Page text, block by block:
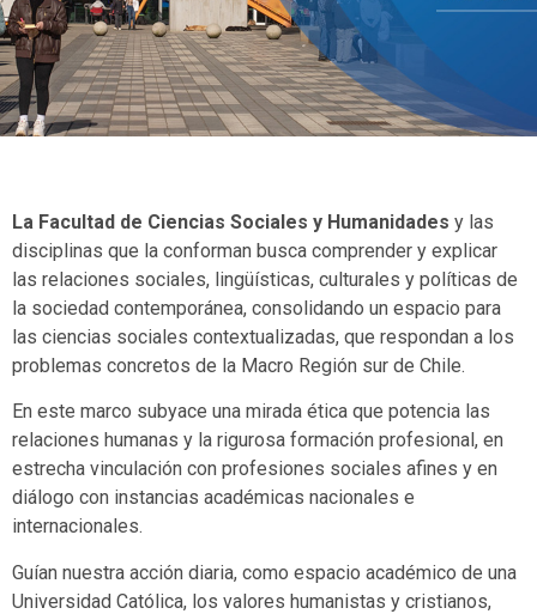
La Facultad de Ciencias Sociales y Humanidades y las
disciplinas que la conforman busca comprender y explicar
las relaciones sociales, lingüísticas, culturales y políticas de
la sociedad contemporánea, consolidando un espacio para
las ciencias sociales contextualizadas, que respondan a los
problemas concretos de la Macro Región sur de Chile.
En este marco subyace una mirada ética que potencia las
relaciones humanas y la rigurosa formación profesional, en
estrecha vinculación con profesiones sociales afines y en
diálogo con instancias académicas nacionales e
internacionales.
Guían nuestra acción diaria, como espacio académico de una
Universidad Católica, los valores humanistas y cristianos,